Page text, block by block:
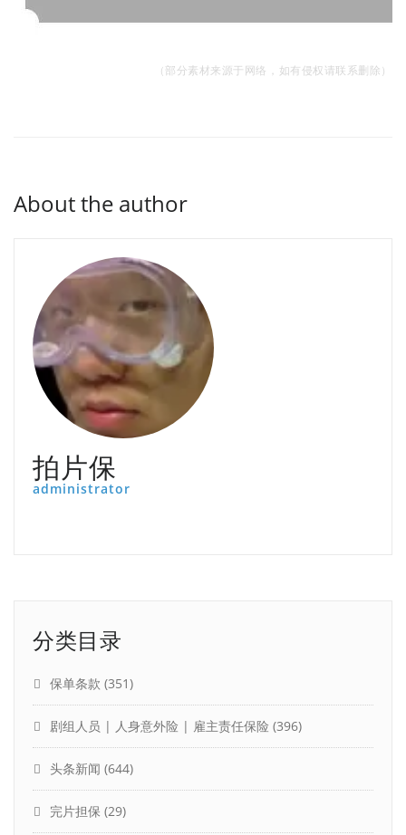
（ 部分素材来源于网络，如有侵权请联系删除）
About the author
拍片保
administrator
分类目录
保单条款 (351)
剧组人员 | 人身意外险 | 雇主责任保险 (396)
头条新闻 (644)
完片担保 (29)